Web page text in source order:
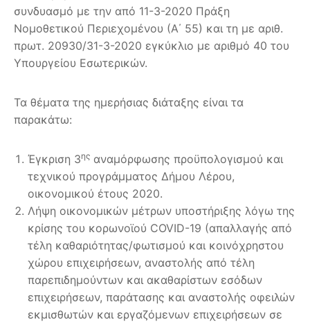
συνδυασμό με την από 11-3-2020 Πράξη
Νομοθετικού Περιεχομένου (Α΄ 55) και τη με αριθ.
πρωτ. 20930/31-3-2020 εγκύκλιο με αριθμό 40 του
Υπουργείου Εσωτερικών.
Τα θέματα της ημερήσιας διάταξης είναι τα
παρακάτω:
Έγκριση 3ης αναμόρφωσης προϋπολογισμού και
τεχνικού προγράμματος Δήμου Λέρου,
οικονομικού έτους 2020.
Λήψη οικονομικών μέτρων υποστήριξης λόγω της
κρίσης του κορωνοϊού COVID-19 (απαλλαγής από
τέλη καθαριότητας/φωτισμού και κοινόχρηστου
χώρου επιχειρήσεων, αναστολής από τέλη
παρεπιδημούντων και ακαθαρίστων εσόδων
επιχειρήσεων, παράτασης και αναστολής οφειλών
εκμισθωτών και εργαζόμενων επιχειρήσεων σε